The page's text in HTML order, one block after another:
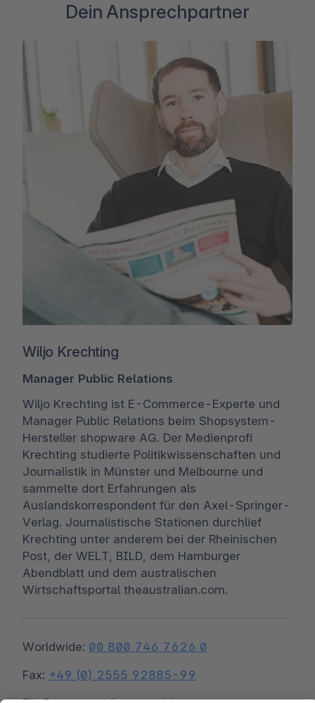
Dein Ansprechpartner
Wiljo Krechting
Manager Public Relations
Wiljo Krechting ist E-Commerce-Experte und
Manager Public Relations beim Shopsystem-
Hersteller shopware AG. Der Medienprofi
Krechting studierte Politikwissenschaften und
Journalistik in Münster und Melbourne und
sammelte dort Erfahrungen als
Auslandskorrespondent für den Axel-Springer-
Verlag. Journalistische Stationen durchlief
Krechting unter anderem bei der Rheinischen
Post, der WELT, BILD, dem Hamburger
Abendblatt und dem australischen
Wirtschaftsportal theaustralian.com.
Worldwide: 00 800 746 7626 0
Fax: +49 (0) 2555 92885-99